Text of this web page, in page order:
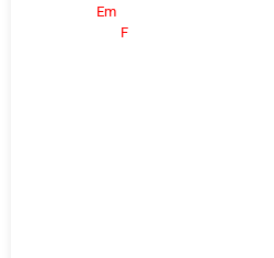
Em
F